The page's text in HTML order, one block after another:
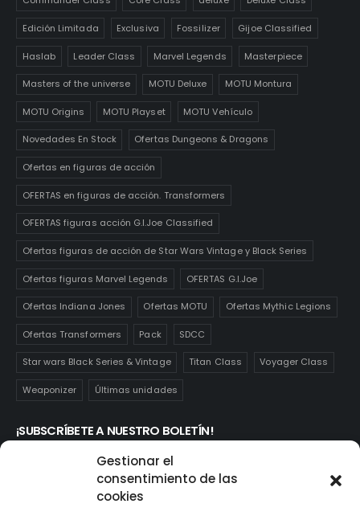
Gestionar el
consentimiento de las
cookies
Edición Limitada Exclusiva Fossilizer Gijoe Classified
Haslab Leader Class Marvel Legends Masterpiece
Masters of the universe MOTU Deluxe MOTU Montura
MOTU Origins MOTU Playset MOTU Vehículo
Novedades En Stock Ofertas Dungeons & Dragons
Ofertas en figuras de acción
OFERTAS en figuras de acción. Transformers
OFERTAS figuras acción G.I.Joe Classified
Ofertas figuras de acción de Star Wars Vintage y Black Series
Ofertas figuras Marvel Legends OFERTAS G.I.Joe
Ofertas Indiana Jones Ofertas MOTU Ofertas Mythic Legions
Ofertas Transformers Pack SDCC
Star wars Black Series & Vintage Titan Class Voyager Class
Weaponizer Últimas unidades
¡SUBSCRÍBETE A NUESTRO BOLETÍN!
Te mantendrás informado de las novedades y ofertas que
realmente te interesan. Subscríbete aquí: